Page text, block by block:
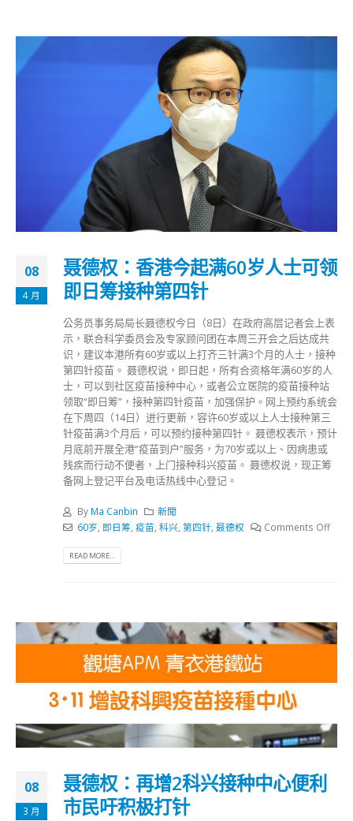
08
4 月
聂德权：香港今起满60岁人士可领
即日筹接种第四针
公务员事务局局长聂德权今日（8日）在政府高层记者会上表
示，联合科学委员会及专家顾问团在本周三开会之后达成共
识，建议本港所有60岁或以上打齐三针满3个月的人士，接种
第四针疫苗。 聂德权说，即日起，所有合资格年满60岁的人
士，可以到社区疫苗接种中心，或者公立医院的疫苗接种站
领取“即日筹”，接种第四针疫苗，加强保护。网上预约系统会
在下周四（14日）进行更新，容许60岁或以上人士接种第三
针疫苗满3个月后，可以预约接种第四针。 聂德权表示，预计
月底前开展全港“疫苗到户”服务，为70岁或以上、因病患或
残疾而行动不便者，上门接种科兴疫苗。 聂德权说，现正筹
备网上登记平台及电话热线中心登记。
By Ma Canbin
新聞
60岁 即日筹 疫苗 科兴 第四针, 聂德权 Comments Off
READ MORE...
08
3 月
聂德权：再增2科兴接种中心便利
市民吁积极打针